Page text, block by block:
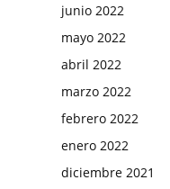
junio 2022
mayo 2022
abril 2022
marzo 2022
febrero 2022
enero 2022
diciembre 2021